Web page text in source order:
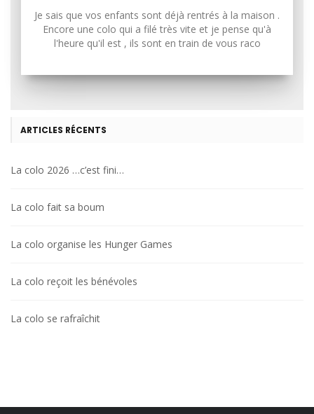
Je sais que vos enfants sont déjà rentrés à la maison .
Encore une colo qui a filé très vite et je pense qu'à
l'heure qu'il est , ils sont en train de vous raco
ARTICLES RÉCENTS
La colo 2026 …c’est fini…
La colo fait sa boum
La colo organise les Hunger Games
La colo reçoit les bénévoles
La colo se rafraîchit